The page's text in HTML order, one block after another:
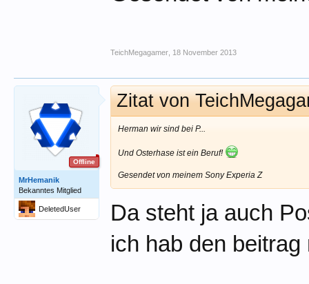
TeichMegagamer 18 November 2013
Offline
MrHemanik
Bekanntes Mitglied
DeletedUser
Zitat von
Herman wir sind bei P...
Und Osterhase ist ein Beruf!
Gesendet von meinem Sony Experia Z
Da steht ja auch
ich hab den